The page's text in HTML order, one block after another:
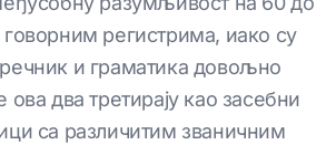
регистрима, иако су
и граматика довољно
ова два третирају као засебни
са различитим званичним